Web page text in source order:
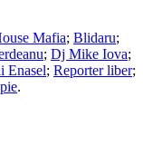
Mafia; Blidaru;
; Dj Mike Iova;
Enasel; Reporter liber;
.